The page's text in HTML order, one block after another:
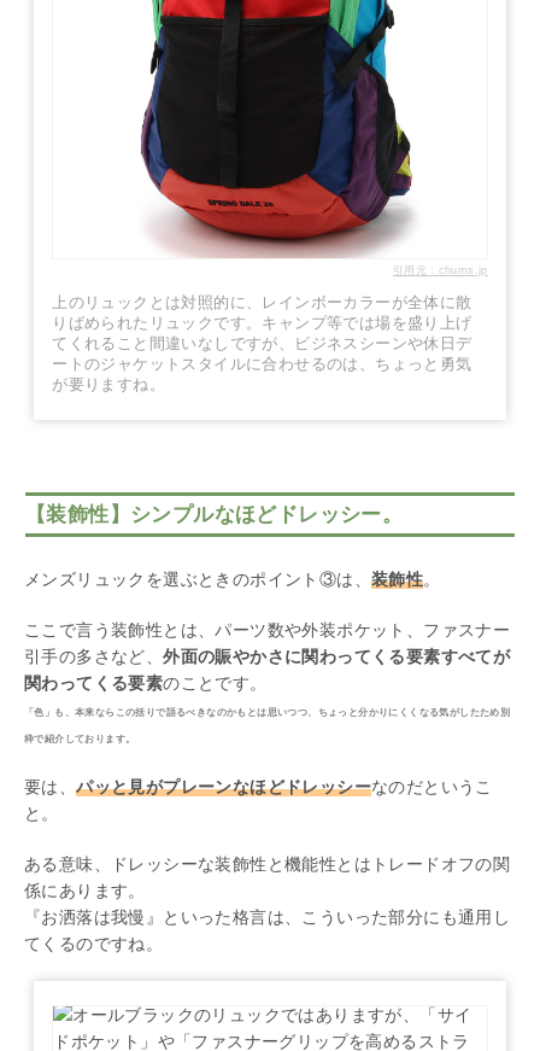
引用元：chums.jp
上のリュックとは対照的に、レインボーカラーが全体に散
りばめられたリュックです。キャンプ等では場を盛り上げ
てくれること間違いなしですが、ビジネスシーンや休日デ
ートのジャケットスタイルに合わせるのは、ちょっと勇気
が要りますね。
【装飾性】シンプルなほどドレッシー。
メンズリュックを選ぶときのポイント③は、 装飾性。
ここで言う装飾性とは、パーツ数や外装ポケット、ファスナー
引手の多さなど、外面の賑やかさに関わってくる要素すべてが
関わってくる要素のことです。
「色」も、本来ならこの括りで語るべきなのかもとは思いつつ、ちょっと分かりにくくなる気がしたため別
枠で紹介しております。
要は、パッと見がプレーンなほどドレッシーなのだというこ
と。
ある意味、ドレッシーな装飾性と機能性とはトレードオフの関
係にあります。
『お洒落は我慢』といった格言は、こういった部分にも通用し
てくるのですね。